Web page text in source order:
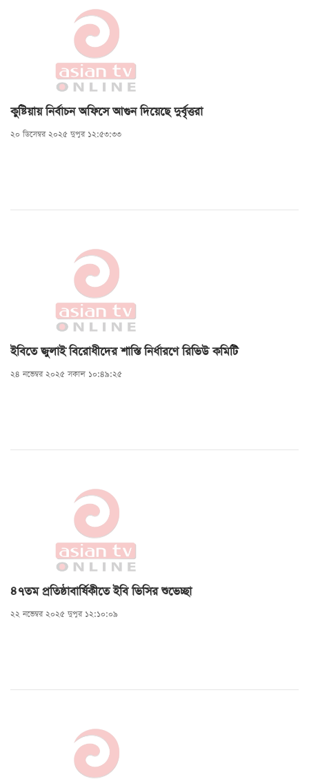
কুষ্টিয়ায় নির্বাচন অফিসে আগুন দিয়েছে দুর্বৃত্তরা
২০ ডিসেম্বর ২০২৫ দুপুর ১২:৫৩:৩৩
ইবিতে জুলাই বিরোধীদের শাস্তি নির্ধারণে রিভিউ কমিটি
২৪ নভেম্বর ২০২৫ সকাল ১০:৪৯:২৫
৪৭তম প্রতিষ্ঠাবার্ষিকীতে ইবি ভিসির শুভেচ্ছা
২২ নভেম্বর ২০২৫ দুপুর ১২:১০:০৯